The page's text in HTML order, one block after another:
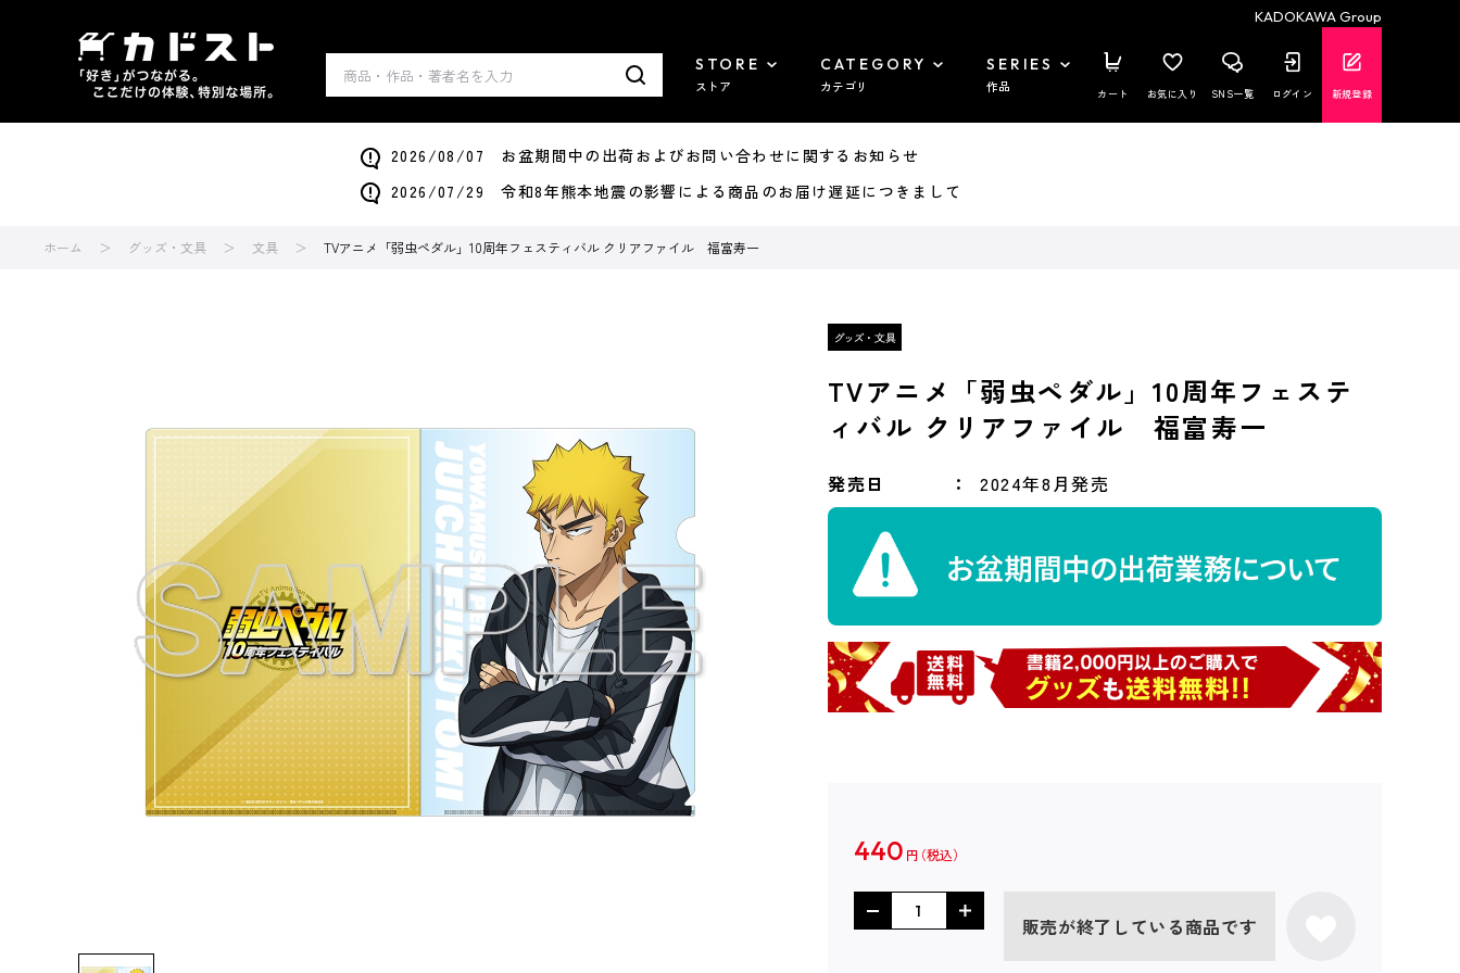
KADOKAWA Group
STORE
ストア
CATEGORY
カテゴリ
SERIES
作品 カート お気に入り SNS一覧 ログイン 新規登録
2026/08/07 お盆期間中の出荷およびお問い合わせに関するお知らせ
2026/07/29 令和8年熊本地震の影響による商品のお届け遅延につきまして
ホーム グッズ・文具 文具 TVアニメ「弱虫ペダル」10周年フェスティバル クリアファイル 福富寿一
TVアニメ「弱虫ペダル」10周年フェステ
ィバル クリアファイル 福富寿一
発売日 2024年8月発売
440 円
販売が終了している商品です